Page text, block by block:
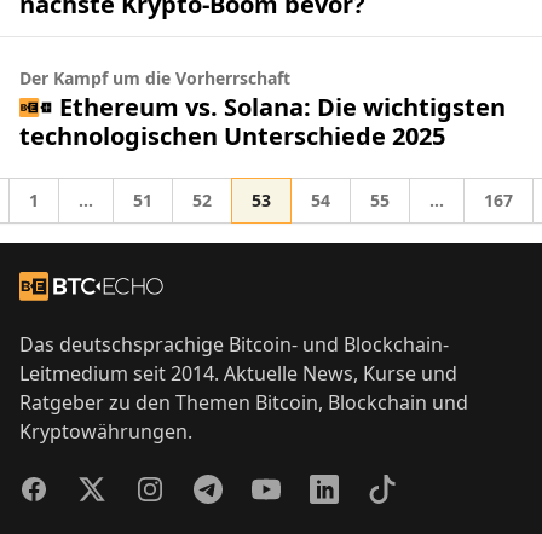
Der Kampf um die Vorherrschaft
Ethereum vs. Solana: Die wichtigsten
technologischen Unterschiede 2025
zu
Gehe zur Seite
1 Zwischenseiten weggelassen
… Gehe zur Seite
51 Gehe zur Seite
52 Gehe zur Seite
53 Gehe zur Seite
54 Gehe zur Seite
55 … Gehe
167
Zur Startseite
Das deutschsprachige Bitcoin- und Blockchain-
Leitmedium seit 2014. Aktuelle News, Kurse und
Ratgeber zu den Themen Bitcoin, Blockchain und
Kryptowährungen.
FacebookTwitterInstagramTelegramYouTubeLinkedInTikTok